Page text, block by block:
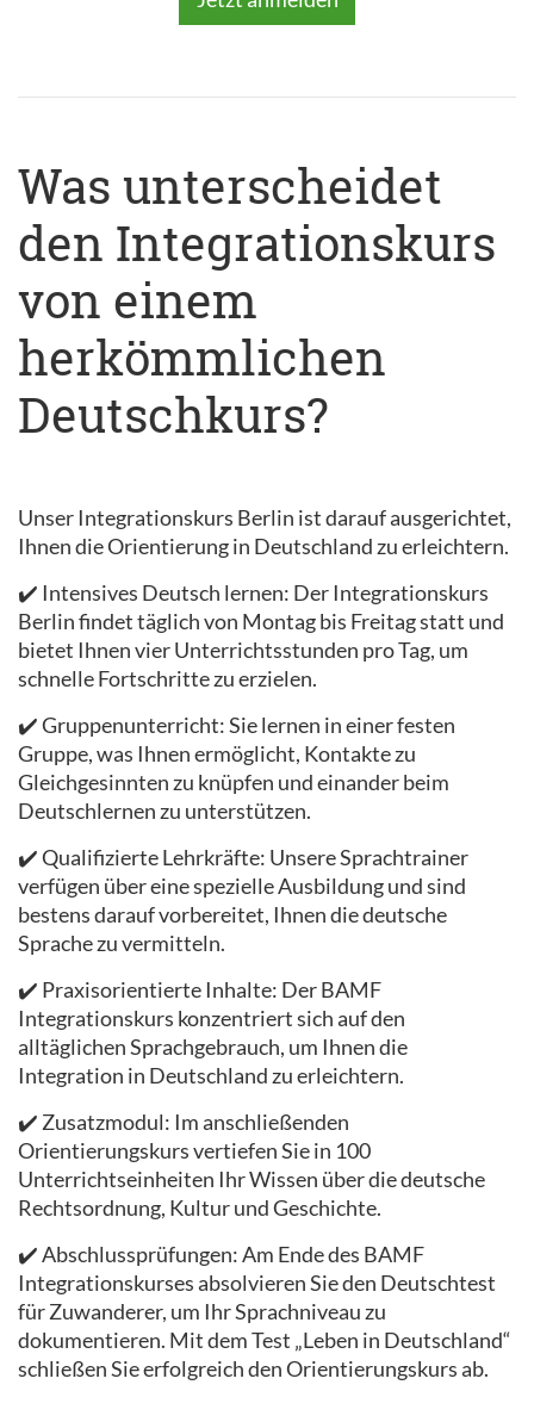
Was unterscheidet
den Integrationskurs
von einem
herkömmlichen
Deutschkurs?
Unser Integrationskurs Berlin ist darauf ausgerichtet,
Ihnen die Orientierung in Deutschland zu erleichtern.
✔️ Intensives Deutsch lernen: Der Integrationskurs
Berlin findet täglich von Montag bis Freitag statt und
bietet Ihnen vier Unterrichtsstunden pro Tag, um
schnelle Fortschritte zu erzielen.
✔️ Gruppenunterricht: Sie lernen in einer festen
Gruppe, was Ihnen ermöglicht, Kontakte zu
Gleichgesinnten zu knüpfen und einander beim
Deutschlernen zu unterstützen.
✔️ Qualifizierte Lehrkräfte: Unsere Sprachtrainer
verfügen über eine spezielle Ausbildung und sind
bestens darauf vorbereitet, Ihnen die deutsche
Sprache zu vermitteln.
✔️ Praxisorientierte Inhalte: Der BAMF
Integrationskurs konzentriert sich auf den
alltäglichen Sprachgebrauch, um Ihnen die
Integration in Deutschland zu erleichtern.
✔️ Zusatzmodul: Im anschließenden
Orientierungskurs vertiefen Sie in 100
Unterrichtseinheiten Ihr Wissen über die deutsche
Rechtsordnung, Kultur und Geschichte.
✔️ Abschlussprüfungen: Am Ende des BAMF
Integrationskurses absolvieren Sie den Deutschtest
für Zuwanderer, um Ihr Sprachniveau zu
dokumentieren. Mit dem Test „Leben in Deutschland“
schließen Sie erfolgreich den Orientierungskurs ab.